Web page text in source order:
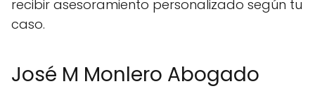
recibir asesoramiento personalizado según tu
caso.
José M Monlero Abogado